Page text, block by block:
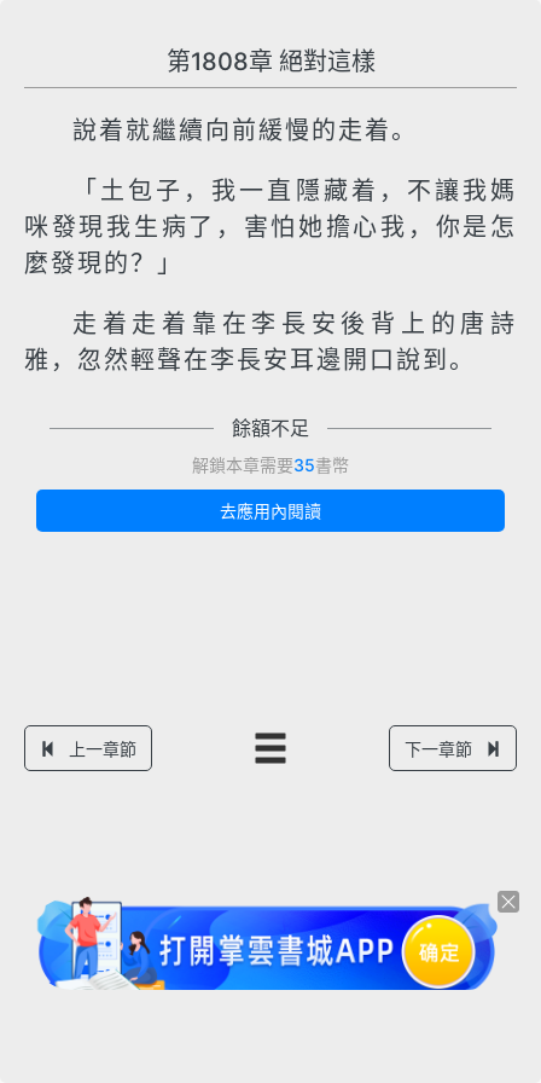
第1808章 絕對這樣
說着就繼續向前緩慢的走着。
「土包子，我一直隱藏着，不讓我媽
咪發現我生病了，害怕她擔心我，你是怎
麼發現的？」
走着走着靠在李長安後背上的唐詩
雅，忽然輕聲在李長安耳邊開口說到。
餘額不足
解鎖本章需要35書幣
去應用內閱讀
上一章節 下一章節